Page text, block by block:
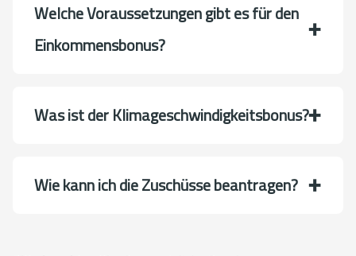
Welche Voraussetzungen gibt es für den
Einkommensbonus?
Was ist der Klimageschwindigkeitsbonus?
Wie kann ich die Zuschüsse beantragen?